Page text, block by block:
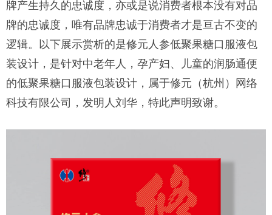
牌产生持久的忠诚度，亦或是说消费者根本没有对品
牌的忠诚度，唯有品牌忠诚于消费者才是亘古不变的
逻辑。以下展示赏析的是修元人参低聚果糖口服液包
装设计，是针对中老年人，孕产妇、儿童的润肠通便
的低聚果糖口服液包装设计，属于修元（杭州）网络
科技有限公司，发明人刘华，特此声明致谢。